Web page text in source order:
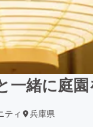
緒に庭園
ティ 兵庫県